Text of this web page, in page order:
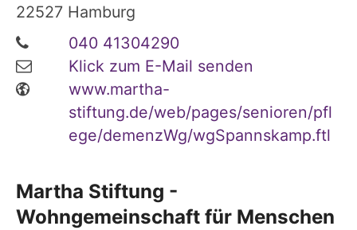
22527 Hamburg
040 41304290
Klick zum E-Mail senden
www.martha-
stiftung.de/web/pages/senioren/pfl
ege/demenzWg/wgSpannskamp.ftl
Martha Stiftung -
Wohngemeinschaft für Menschen